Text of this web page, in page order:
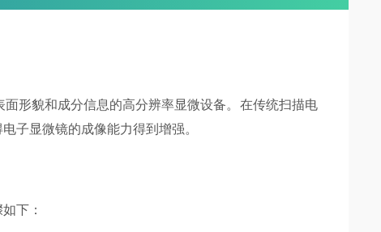
形貌和成分信息的高分辨率显微设备。在传统扫描电
子显微镜的成像能力得到增强。
下：